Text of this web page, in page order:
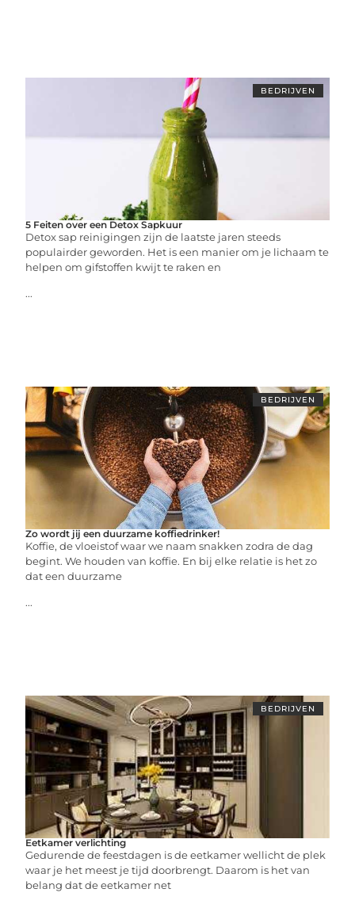
BEDRIJVEN
5 Feiten over een Detox Sapkuur
Detox sap reinigingen zijn de laatste jaren steeds
populairder geworden. Het is een manier om je lichaam te
helpen om gifstoffen kwijt te raken en
...
BEDRIJVEN
Zo wordt jij een duurzame koffiedrinker!
Koffie, de vloeistof waar we naam snakken zodra de dag
begint. We houden van koffie. En bij elke relatie is het zo
dat een duurzame
...
BEDRIJVEN
Eetkamer verlichting
Gedurende de feestdagen is de eetkamer wellicht de plek
waar je het meest je tijd doorbrengt. Daarom is het van
belang dat de eetkamer net